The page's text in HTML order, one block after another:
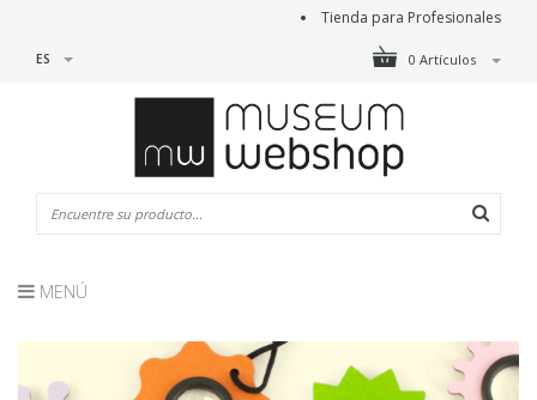
Tienda para Profesionales
0 Artículos
ES
MENÚ